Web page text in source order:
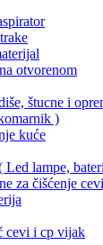
otvorenom
štucne i
)
kuće
Led lampe,
za čišćenje cevi
cevi i cp vijak